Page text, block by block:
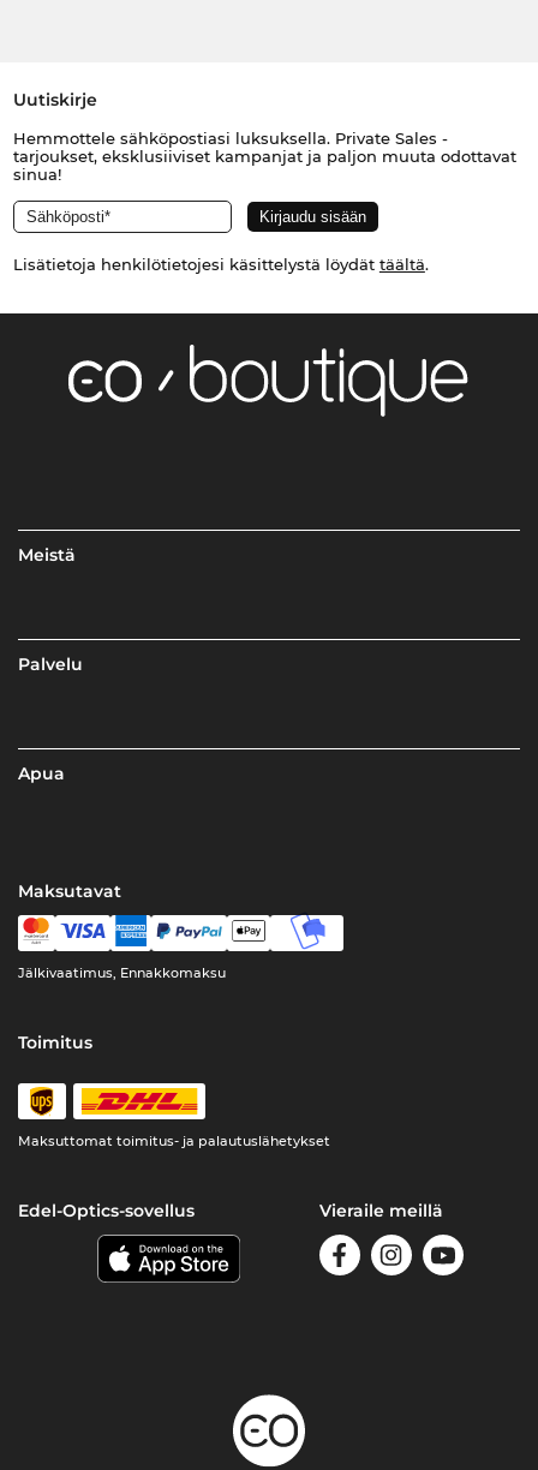
Uutiskirje
Hemmottele sähköpostiasi luksuksella. Private Sales -
tarjoukset, eksklusiiviset kampanjat ja paljon muuta odottavat
sinua!
Lisätietoja henkilötietojesi käsittelystä löydät täältä.
Meistä
Palvelu
Apua
Maksutavat
Jälkivaatimus, Ennakkomaksu
Toimitus
Maksuttomat toimitus- ja palautuslähetykset
Edel-Optics-sovellus Vieraile meillä